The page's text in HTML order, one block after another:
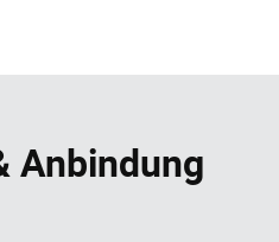
Anbindung